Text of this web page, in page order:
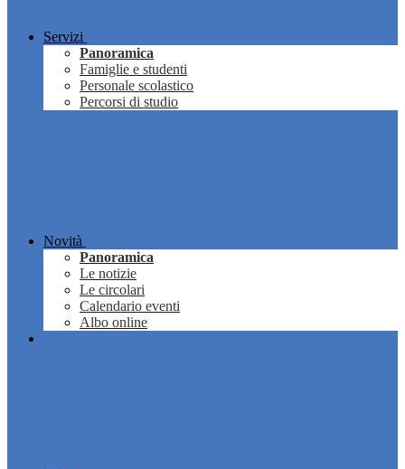
Servizi
Panoramica
Famiglie e studenti
Personale scolastico
Percorsi di studio
Novità
Panoramica
Le notizie
Le circolari
Calendario eventi
Albo online